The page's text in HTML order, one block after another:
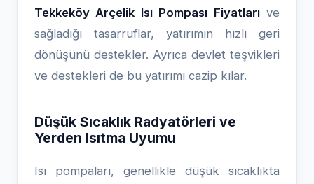
Tekkeköy Arçelik Isı Pompası Fiyatlarıve
sağladığı tasarruflar, yatırımın hızlı geri
dönüşünü destekler. Ayrıca devlet teşvikleri
ve destekleri de bu yatırımı cazip kılar.
Düşük Sıcaklık Radyatörleri ve
Yerden Isıtma Uyumu
Isı pompaları, genellikle düşük sıcaklıkta